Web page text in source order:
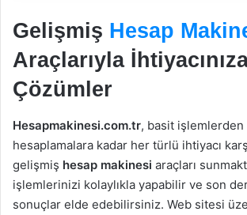
Gelişmiş Hesap
Araçlarıyla
Çözümler
Hesapmakinesi.com.tr, basit işlemlerden
hesaplamalara kadar her türlü ihtiyacı
gelişmiş hesap makinesi araçları
işlemlerinizi kolaylıkla yapabilir ve son
sonuçlar elde edebilirsiniz. Web sitesi